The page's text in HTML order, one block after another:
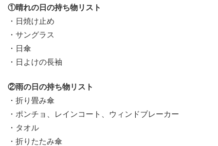
①晴れの日の持ち物リスト
・日焼け止め
・サングラス
・日傘
・日よけの長袖
②雨の日の持ち物リスト
・折り畳み傘
・ポンチョ、レインコート、ウィンドブレーカー
・タオル
・折りたたみ傘